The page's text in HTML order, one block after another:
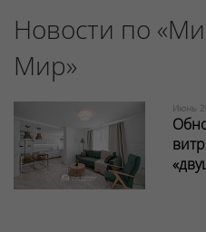
Новости по
Мир»
Июнь